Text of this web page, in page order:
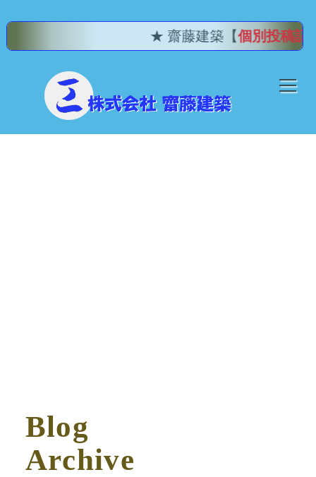
★ 齋藤建築【個別投稿記事
Blog
Archive